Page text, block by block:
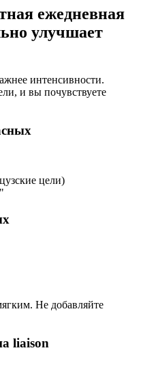
ежедневная
улучшает
интенсивности.
и вы почувствуете
цели)
Не добавляйте
liaison